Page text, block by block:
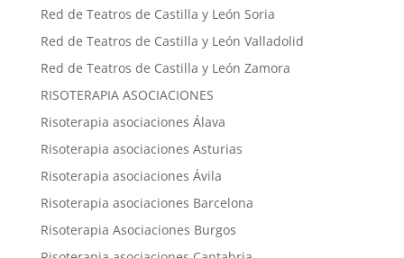
Red de Teatros de Castilla y León Soria
Red de Teatros de Castilla y León Valladolid
Red de Teatros de Castilla y León Zamora
RISOTERAPIA ASOCIACIONES
Risoterapia asociaciones Álava
Risoterapia asociaciones Asturias
Risoterapia asociaciones Ávila
Risoterapia asociaciones Barcelona
Risoterapia Asociaciones Burgos